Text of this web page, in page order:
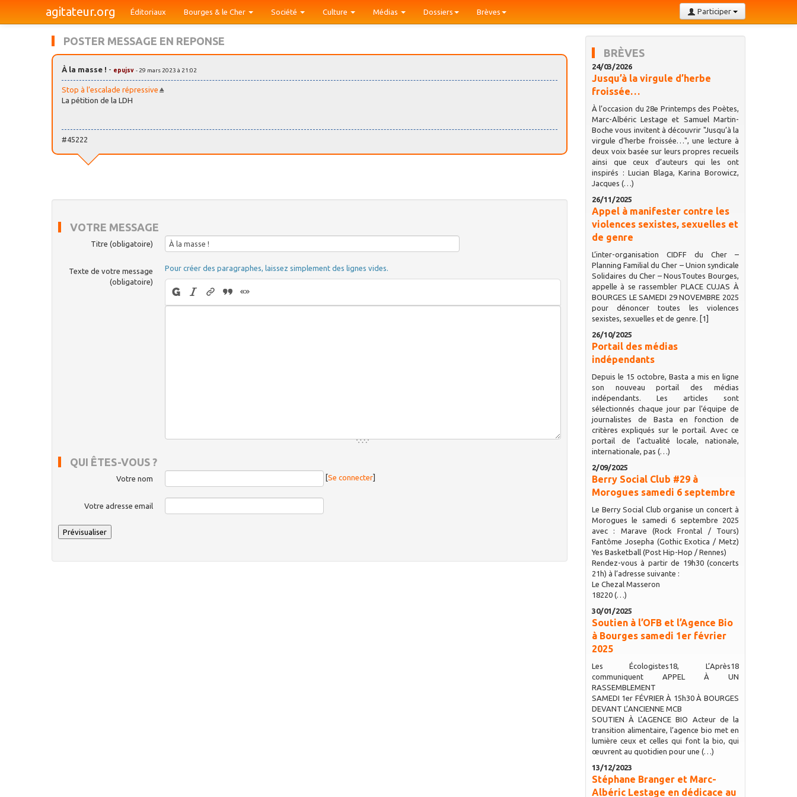
agitateur.org Participer
Éditoriaux Bourges & le Cher Société Culture Médias Dossiers Brèves
POSTER MESSAGE EN REPONSE
À la masse ! - epujsv - 29 mars 2023 à 21:02
Stop à l’escalade répressive
La pétition de la LDH
#45222
VOTRE MESSAGE
Titre (obligatoire)
Texte de votre message
(obligatoire)
Pour créer des paragraphes, laissez simplement des lignes vides.
QUI ÊTES-VOUS ?
Votre nom [Se connecter]
Votre adresse email
BRÈVES
24/03/2026
Jusqu’à la virgule d’herbe
froissée…
À l’occasion du 28e Printemps des Poètes,
Marc-Albéric Lestage et Samuel Martin-
Boche vous invitent à découvrir "Jusqu’à la
virgule d’herbe froissée…", une lecture à
deux voix basée sur leurs propres recueils
ainsi que ceux d’auteurs qui les ont
inspirés : Lucian Blaga, Karina Borowicz,
Jacques (…)
26/11/2025
Appel à manifester contre les
violences sexistes, sexuelles et
de genre
L’inter-organisation CIDFF du Cher –
Planning Familial du Cher – Union syndicale
Solidaires du Cher – NousToutes Bourges,
appelle à se rassembler PLACE CUJAS À
BOURGES LE SAMEDI 29 NOVEMBRE 2025
pour dénoncer toutes les violences
sexistes, sexuelles et de genre. [1]
26/10/2025
Portail des médias
indépendants
Depuis le 15 octobre, Basta a mis en ligne
son nouveau portail des médias
indépendants. Les articles sont
sélectionnés chaque jour par l’équipe de
journalistes de Basta en fonction de
critères expliqués sur le portail. Avec ce
portail de l’actualité locale, nationale,
internationale, pas (…)
2/09/2025
Berry Social Club #29 à
Morogues samedi 6 septembre
Le Berry Social Club organise un concert à
Morogues le samedi 6 septembre 2025
avec : Marave (Rock Frontal / Tours)
Fantôme Josepha (Gothic Exotica / Metz)
Yes Basketball (Post Hip-Hop / Rennes)
Rendez-vous à partir de 19h30 (concerts
21h) à l’adresse suivante :
Le Chezal Masseron
18220 (…)
30/01/2025
Soutien à l’OFB et l’Agence Bio
à Bourges samedi 1er février
2025
Les Écologistes18, L’Après18
communiquent APPEL À UN
RASSEMBLEMENT
SAMEDI 1er FÉVRIER À 15h30 À BOURGES
DEVANT L’ANCIENNE MCB
SOUTIEN À L’AGENCE BIO Acteur de la
transition alimentaire, l’agence bio met en
lumière ceux et celles qui font la bio, qui
œuvrent au quotidien pour une (…)
13/12/2023
Stéphane Branger et Marc-
Albéric Lestage en dédicace au